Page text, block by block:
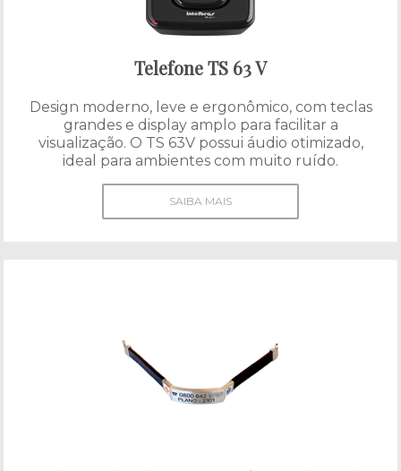
Telefone TS 63 V
Design moderno, leve e ergonômico, com teclas
grandes e display amplo para facilitar a
visualização. O TS 63V possui áudio otimizado,
ideal para ambientes com muito ruído.
SAIBA MAIS